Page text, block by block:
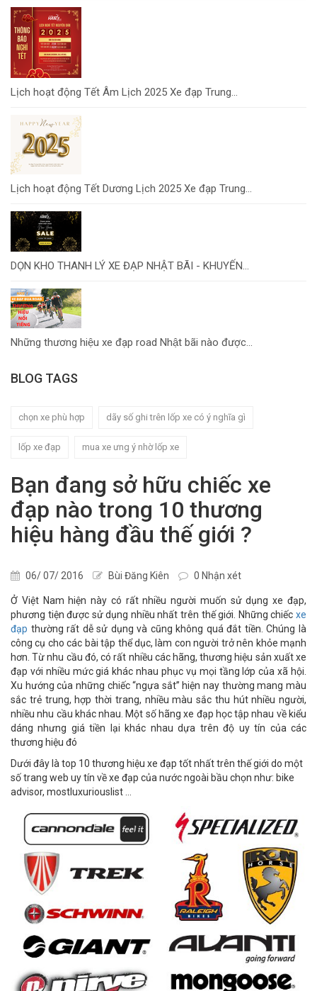
Lịch hoạt động Tết Âm Lịch 2025 Xe đạp Trung...
Lịch hoạt động Tết Dương Lịch 2025 Xe đạp Trung...
DỌN KHO THANH LÝ XE ĐẠP NHẬT BÃI - KHUYẾN...
Những thương hiệu xe đạp road Nhật bãi nào được...
BLOG TAGS
chọn xe phù hợp dãy số ghi trên lốp xe có ý nghĩa gì
lốp xe đạp mua xe ưng ý nhờ lốp xe
Bạn đang sở hữu chiếc xe
đạp nào trong 10 thương
hiệu hàng đầu thế giới ?
06/ 07/ 2016 Bùi Đăng Kiên 0 Nhận xét
Ở Việt Nam hiện này có rất nhiều người muốn sử dụng xe đạp,
phương tiện được sử dụng nhiều nhất trên thế giới. Những chiếc xe
đạp thường rất dễ sử dụng và cũng không quá đắt tiền. Chúng là
công cụ cho các bài tập thể dục, làm con người trở nên khỏe mạnh
hơn. Từ nhu cầu đó, có rất nhiều các hãng, thương hiệu sản xuất xe
đạp với nhiều mức giá khác nhau phục vụ mọi tầng lớp của xã hội.
Xu hướng của những chiếc “ngựa sắt” hiện nay thường mang màu
sắc trẻ trung, hợp thời trang, nhiều màu sắc thu hút nhiều người,
nhiều nhu cầu khác nhau. Một số hãng xe đạp học tập nhau về kiểu
dáng nhưng giá tiền lại khác nhau dựa trên độ uy tín của các
thương hiệu đó
Dưới đây là top 10 thương hiệu xe đạp tốt nhất trên thế giới do một
số trang web uy tín về xe đạp của nước ngoài bầu chọn như: bike
advisor, mostluxuriouslist …